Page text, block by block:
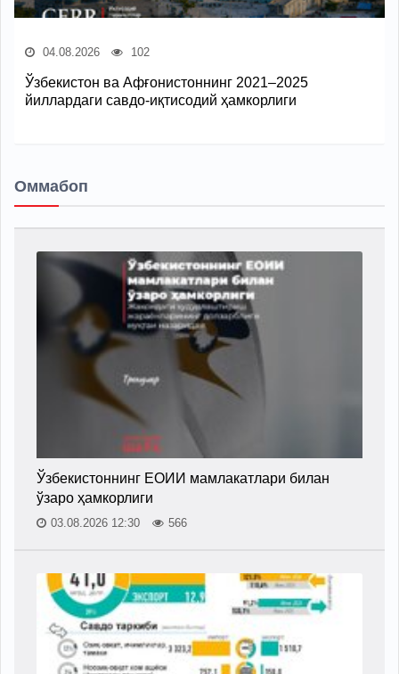
04.08.2026 102
Ўзбекистон ва Афғонистоннинг 2021–2025
йиллардаги савдо-иқтисодий ҳамкорлиги
Оммабоп
Ўзбекистоннинг ЕОИИ мамлакатлари билан
ўзаро ҳамкорлиги
03.08.2026 12:30 566